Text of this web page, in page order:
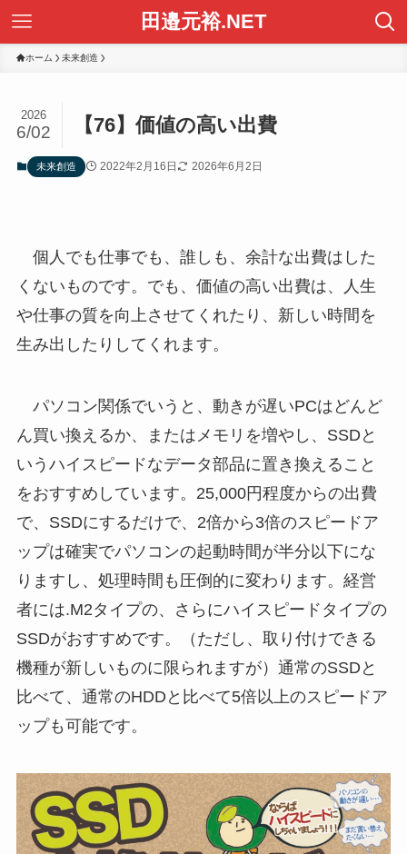
田邉元裕.NET
ホーム 未来創造
【76】価値の高い出費
2026
6/02
未来創造 2022年2月16日 2026年6月2日
個人でも仕事でも、誰しも、余計な出費はした
くないものです。でも、価値の高い出費は、人生
や仕事の質を向上させてくれたり、新しい時間を
生み出したりしてくれます。
パソコン関係でいうと、動きが遅いPCはどんど
ん買い換えるか、またはメモリを増やし、SSDと
いうハイスピードなデータ部品に置き換えること
をおすすめしています。25,000円程度からの出費
で、SSDにするだけで、2倍から3倍のスピードア
ップは確実でパソコンの起動時間が半分以下にな
りますし、処理時間も圧倒的に変わります。経営
者には.M2タイプの、さらにハイスピードタイプの
SSDがおすすめです。（ただし、取り付けできる
機種が新しいものに限られますが）通常のSSDと
比べて、通常のHDDと比べて5倍以上のスピードア
ップも可能です。